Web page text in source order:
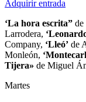
Adquirir entrada
‘La hora escrita”
Larrodera,
Company, ‘Lleó’ de
Monleón,
Tijera» de Miguel
Martes